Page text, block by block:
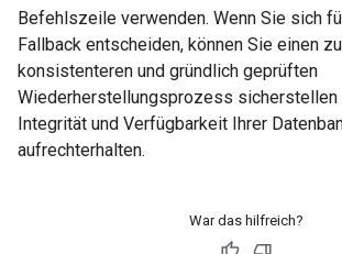
Befehlszeile verwenden. Wenn Sie sich
Fallback entscheiden, können Sie einen
konsistenteren und gründlich geprüften
Wiederherstellungsprozess sicherstellen
Integrität und Verfügbarkeit Ihrer
aufrechterhalten.
War das hilfreich?